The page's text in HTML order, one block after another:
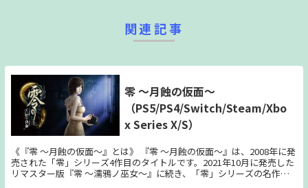
関連記事
零 ～月蝕の仮面～
（PS5/PS4/Switch/Steam/Xbo
x Series X/S）
《『零 ～月蝕の仮面～』とは》 『零 ～月蝕の仮面～』は、2008年に発
売された「零」シリーズ4作目のタイトルです。2021年10月に発売した
リマスター版『零 ～濡鴉ノ巫女～』に続き、「零」シリーズの名作が